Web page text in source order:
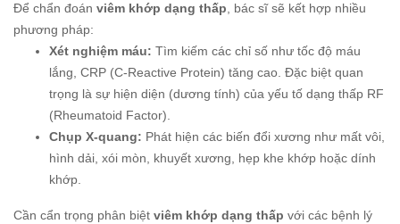
Để chẩn đoán viêm khớp dạng thấp , bác sĩ sẽ kết hợp nhiều
phương pháp:
Xét nghiệm máu: Tìm kiếm các chỉ số như tốc độ máu
lắng, CRP (C-Reactive Protein) tăng cao. Đặc biệt quan
trọng là sự hiện diện (dương tính) của yếu tố dạng thấp RF
(Rheumatoid Factor).
Chụp X-quang: Phát hiện các biến đổi xương như mất vôi,
hình dải, xói mòn, khuyết xương, hẹp khe khớp hoặc dính
khớp.
Cần cẩn trọng phân biệt viêm khớp dạng thấp với các bệnh lý